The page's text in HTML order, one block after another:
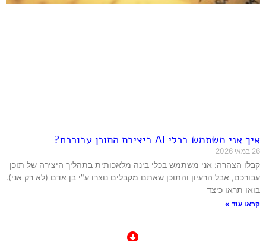
איך אני משתמש בכלי AI ביצירת התוכן עבורכם?
26 במאי 2026
קבלו הצהרה: אני משתמש בכלי בינה מלאכותית בתהליך היצירה של תוכן
עבורכם, אבל הרעיון והתוכן שאתם מקבלים נוצרו ע"י בן אדם (לא רק אני).
בואו תראו כיצד
קראו עוד »